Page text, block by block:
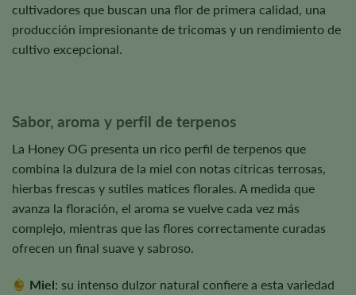
cultivadores que buscan una flor de primera calidad, una
producción impresionante de tricomas y un rendimiento de
cultivo excepcional.
Sabor, aroma y perfil de terpenos
La Honey OG presenta un rico perfil de terpenos que
combina la dulzura de la miel con notas cítricas terrosas,
hierbas frescas y sutiles matices florales. A medida que
avanza la floración, el aroma se vuelve cada vez más
complejo, mientras que las flores correctamente curadas
ofrecen un final suave y sabroso.
Miel: su intenso dulzor natural confiere a esta variedad